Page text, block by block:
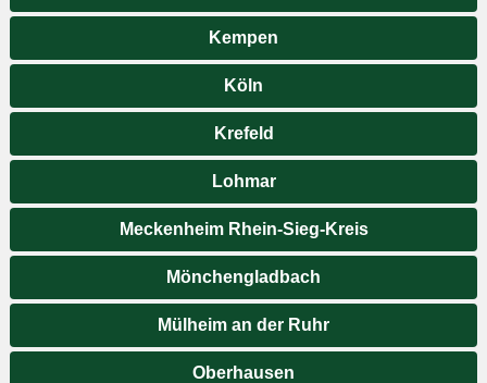
Kempen
Köln
Krefeld
Lohmar
Meckenheim Rhein-Sieg-Kreis
Mönchengladbach
Mülheim an der Ruhr
Oberhausen